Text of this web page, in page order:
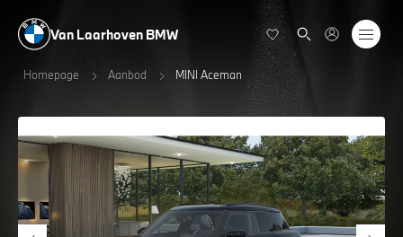
Van Laarhoven BMW
Homepage Aanbod MINI Aceman